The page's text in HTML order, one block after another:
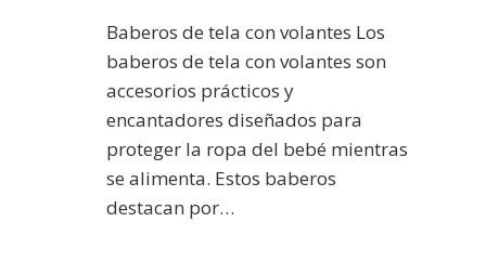
Baberos de tela con volantes Los
baberos de tela con volantes son
accesorios prácticos y
encantadores diseñados para
proteger la ropa del bebé mientras
se alimenta. Estos baberos
destacan por…